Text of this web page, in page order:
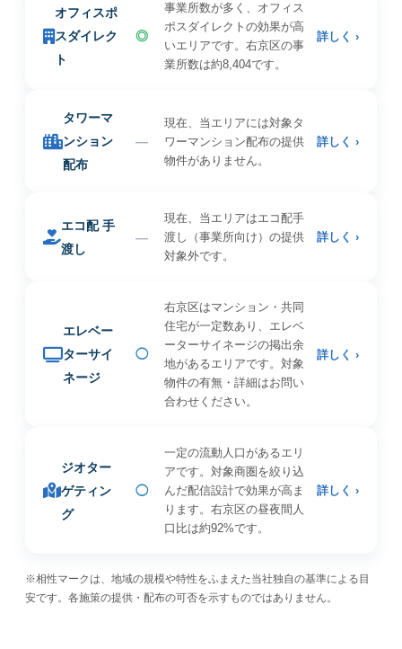
オフィスポ
スダイレク
ト
◎
事業所数が多く、オフィス
ポスダイレクトの効果が高
いエリアです。右京区の事
業所数は約8,404です。
詳しく ›
タワーマ
ンション
配布
—
現在、当エリアには対象タ
ワーマンション配布の提供
物件がありません。
詳しく ›
エコ配 手
渡し
—
現在、当エリアはエコ配手
渡し（事業所向け）の提供
対象外です。
詳しく ›
エレベー
ターサイ
ネージ
◯
右京区はマンション・共同
住宅が一定数あり、エレベ
ーターサイネージの掲出余
地があるエリアです。対象
物件の有無・詳細はお問い
合わせください。
詳しく ›
ジオター
ゲティン
グ
◯
一定の流動人口があるエリ
アです。対象商圏を絞り込
んだ配信設計で効果が高ま
ります。右京区の昼夜間人
口比は約92%です。
詳しく ›
※相性マークは、地域の規模や特性をふまえた当社独自の基準による目
安です。各施策の提供・配布の可否を示すものではありません。